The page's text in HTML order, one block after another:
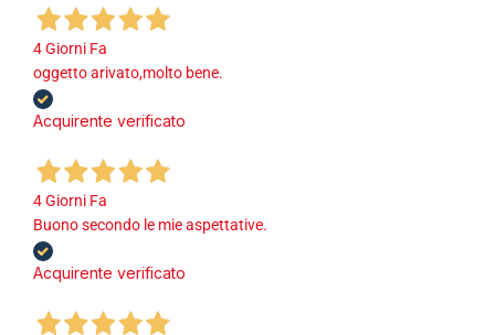
4 Giorni Fa
oggetto arivato,molto bene.
Acquirente verificato
4 Giorni Fa
Buono secondo le mie aspettative.
Acquirente verificato